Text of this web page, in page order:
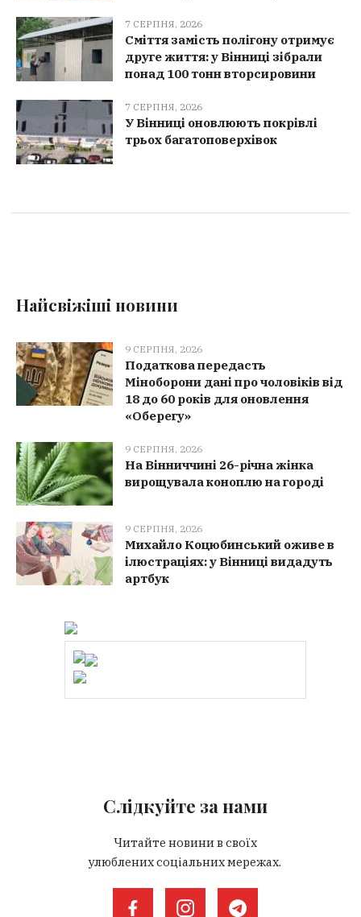
7 СЕРПНЯ, 2026
Сміття замість полігону отримує
друге життя: у Вінниці зібрали
понад 100 тонн вторсировини
7 СЕРПНЯ, 2026
У Вінниці оновлюють покрівлі
трьох багатоповерхівок
Найсвіжіші новини
9 СЕРПНЯ, 2026
Податкова передасть
Міноборони дані про чоловіків від
18 до 60 років для оновлення
«Оберегу»
9 СЕРПНЯ, 2026
На Вінниччині 26-річна жінка
вирощувала коноплю на городі
9 СЕРПНЯ, 2026
Михайло Коцюбинський оживе в
ілюстраціях: у Вінниці видадуть
артбук
Слідкуйте за нами
Читайте новини в своїх
улюблених соціальних мережах.